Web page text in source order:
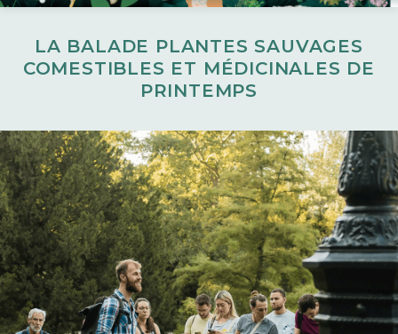
LA BALADE PLANTES SAUVAGES
COMESTIBLES ET MÉDICINALES DE
PRINTEMPS